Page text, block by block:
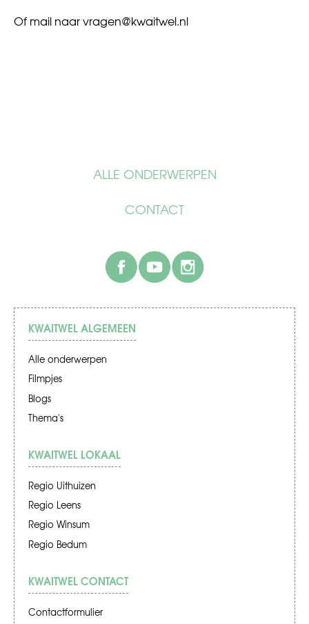
ALLE ONDERWERPEN
CONTACT
facebook
Of mail naarvragen@kwaitwel.nl
KWAITWEL ALGEMEEN
Alle onderwerpen
Filmpjes
Blogs
Thema's
KWAITWEL LOKAAL
Regio Uithuizen
Regio Leens
Regio Winsum
Regio Bedum
KWAITWEL CONTACT
Contactformulier